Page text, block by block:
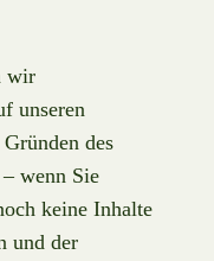
wir
unseren
des
wenn Sie
keine Inhalte
und der